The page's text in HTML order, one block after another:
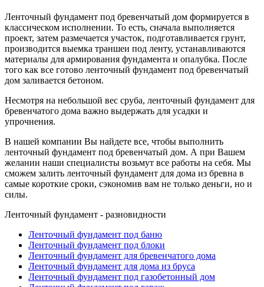
Ленточный фундамент под бревенчатый дом формируется в
классическом исполнении. То есть, сначала выполняется
проект, затем размечается участок, подготавливается грунт,
производится выемка траншеи под ленту, устанавливаются
материалы для армирования фундамента и опалубка. После
того как все готово ленточный фундамент под бревенчатый
дом заливается бетоном.
Несмотря на небольшой вес сруба, ленточный фундамент для
бревенчатого дома важно выдержать для усадки и
упрочнения.
В нашей компании Вы найдете все, чтобы выполнить
ленточный фундамент под бревенчатый дом. А при Вашем
желании наши специалисты возьмут все работы на себя. Мы
сможем залить ленточный фундамент для дома из бревна в
самые короткие сроки, сэкономив вам не только деньги, но и
силы.
Ленточный фундамент - разновидности
Ленточный фундамент под баню
Ленточный фундамент под блоки
Ленточный фундамент для бревенчатого дома
Ленточный фундамент для дома из бруса
Ленточный фундамент под газобетонный дом